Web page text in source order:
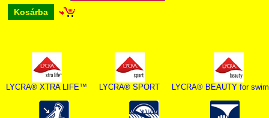
Kosárba
LYCRA® XTRA LIFE™ LYCRA® SPORT LYCRA® BEAUTY for